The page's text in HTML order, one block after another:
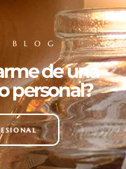
BLOG
de una
personal?